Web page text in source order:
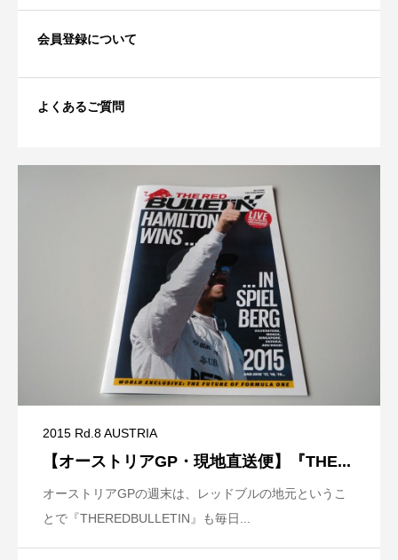
会員登録について
よくあるご質問
2015 Rd.8 AUSTRIA
【オーストリアGP・現地直送便】『THE...
オーストリアGPの週末は、レッドブルの地元というこ
とで『THEREDBULLETIN』も毎日...